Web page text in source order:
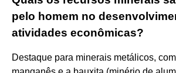
pelo homem no
atividades econômicas?
Destaque para minerais metálicos,